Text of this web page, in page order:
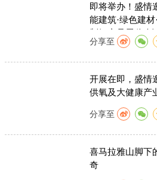
即将举办！盛情
能建筑·绿色建材
制氧产品展览会
分享至
开展在即，盛情
供氧及大健康产
分享至
喜马拉雅山脚
奇